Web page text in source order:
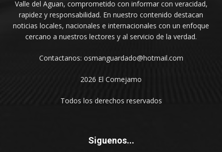
Valle del Aguan, comprometido con informar con veracidad,
rapidez y responsabilidad. En nuestro contenido destacan
noticias locales, nacionales e internacionales con un enfoque
cercano a nuestros lectores y al servicio de la verdad.
Contactanos: osmanguardado@hotmail.com
2026 El Comejamo
Todos los derechos reservados
Siguenos...